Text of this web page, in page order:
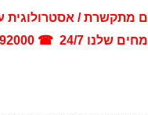
מתקשרת / אסטרולוגית
24/7 ☎ 072-3292000